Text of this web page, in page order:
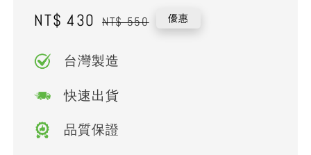
Sale
NT$ 430 Regular
NT$ 550 優惠
台灣製造
快速出貨
品質保證